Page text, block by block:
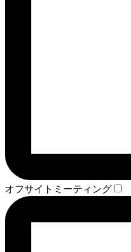
オフサイトミーティング